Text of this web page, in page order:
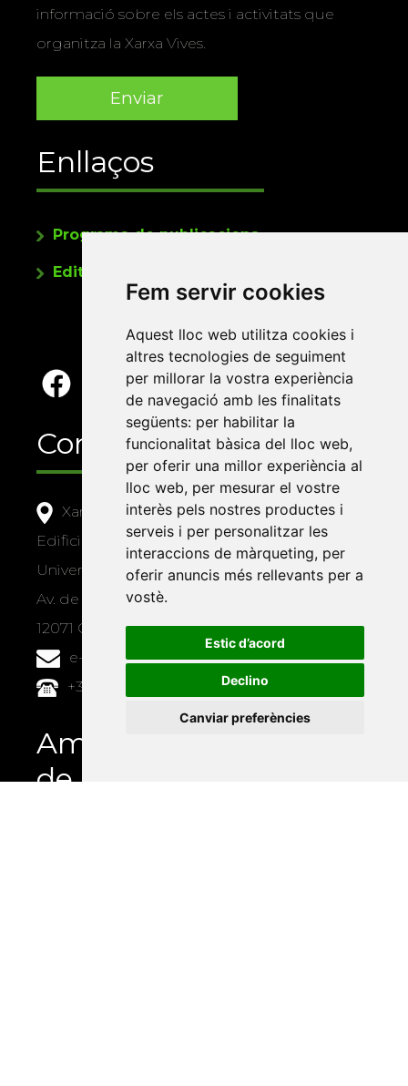
Fem servir cookies
Aquest lloc web utilitza cookies i
altres tecnologies de seguiment
per millorar la vostra experiència
de navegació amb les finalitats
següents: per habilitar la
funcionalitat bàsica del lloc web,
per oferir una millor experiència al
lloc web, per mesurar el vostre
interès pels nostres productes i
serveis i per personalitzar les
interaccions de màrqueting, per
oferir anuncis més rellevants per a
vostè.
Estic d’acord
Declino
Canviar preferències
informació sobre els actes i activitats que
organitza la Xarxa Vives.
Enllaços
Programa de publicacions
Editorials universitàries a Twitter
Contacte
Xarxa Vives d'Universitats
Edifici Àgora
Universitat Jaume I, local 10
Av. de Vicent Sos Baynat, s/n
12071 Castelló de la Plana
e-buc@vives.org
+34 964 72 89 93
Amb el suport
de